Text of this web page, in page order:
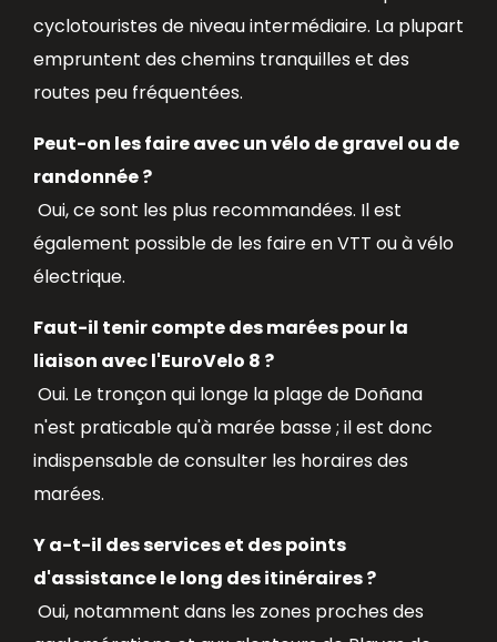
cyclotouristes de niveau intermédiaire. La plupart
empruntent des chemins tranquilles et des
routes peu fréquentées.
Peut-on les faire avec un vélo de gravel ou de
randonnée ?
Oui, ce sont les plus recommandées. Il est
également possible de les faire en VTT ou à vélo
électrique.
Faut-il tenir compte des marées pour la
liaison avec l'EuroVelo 8 ?
Oui. Le tronçon qui longe la plage de Doñana
n'est praticable qu'à marée basse ; il est donc
indispensable de consulter les horaires des
marées.
Y a-t-il des services et des points
d'assistance le long des itinéraires ?
Oui, notamment dans les zones proches des